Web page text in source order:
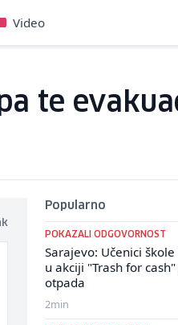
Video
te
Popularno
POKAZALI ODGOVORNOST
Sarajevo: Učenici
u akciji "Trash for
otpada
2min